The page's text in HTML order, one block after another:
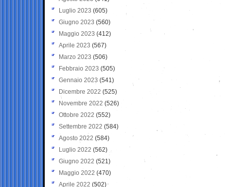
Luglio 2023 (605)
Giugno 2023 (560)
Maggio 2023 (412)
Aprile 2023 (567)
Marzo 2023 (506)
Febbraio 2023 (505)
Gennaio 2023 (541)
Dicembre 2022 (525)
Novembre 2022 (526)
Ottobre 2022 (552)
Settembre 2022 (584)
Agosto 2022 (584)
Luglio 2022 (562)
Giugno 2022 (521)
Maggio 2022 (470)
Aprile 2022 (502)